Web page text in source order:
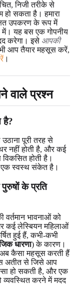
निजी तरीके से
सकता है। हमारा
उपकरण के रूप में
में। यह बस एक गोपनीय
करेगा। इसे आपकी
भी आप तैयार महसूस करें,
।
वाले प्रश्न
है?
पूरी तरह से
नहीं होती है, और कई
होती है।
एक स्वस्थ संकेत है।
के प्रति
वर्तमान भावनाओं को
कई लेस्बियन महिलाओं
हुई हैं, कभी-कभी
धारणा) के कारण।
अब कैसा महसूस करती हैं
अतीत से जिसे आप
हो सकती है, और एक
व्यवस्थित करने में मदद